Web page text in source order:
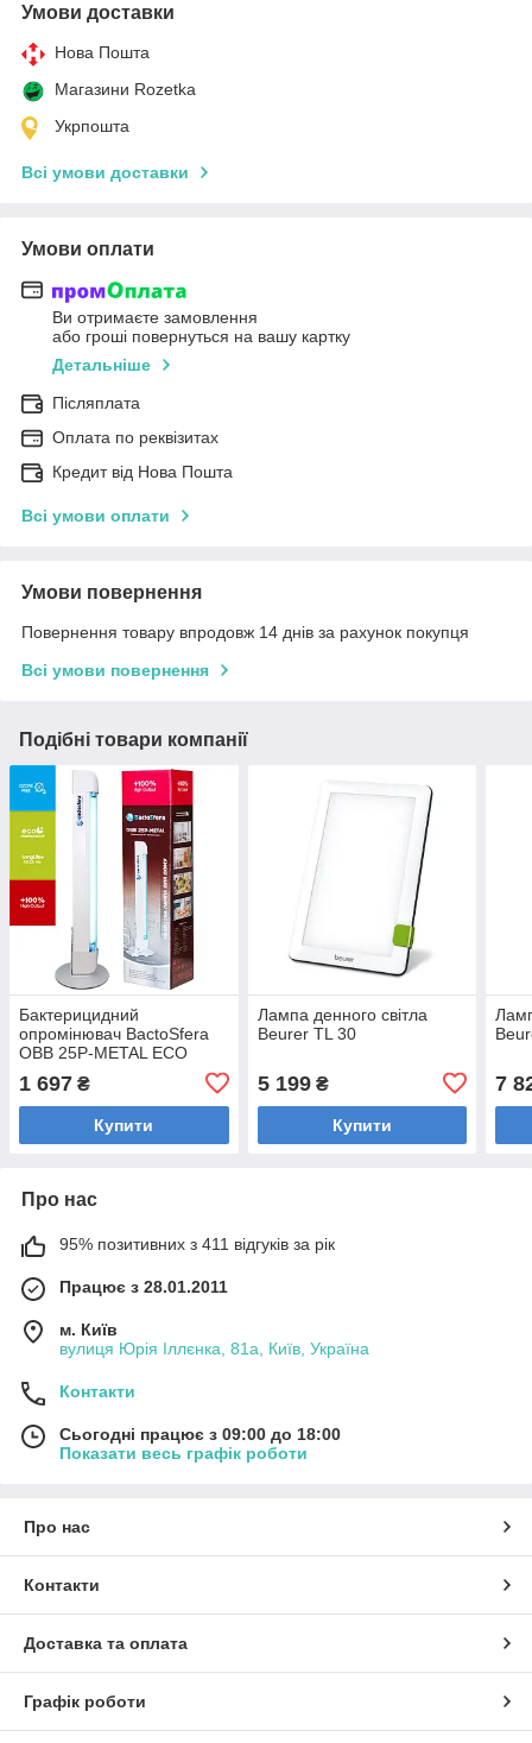
Умови доставки
Нова Пошта
Магазини Rozetka
Укрпошта
Всі умови доставки
Умови оплати
Ви отримаєте замовлення
або гроші повернуться на вашу картку
Детальніше
Післяплата
Оплата по реквізитах
Кредит від Нова Пошта
Всі умови оплати
Умови повернення
Повернення товару впродовж 14 днів за рахунок покупця
Всі умови повернення
Подібні товари компанії
Бактерицидний
опромінювач BactoSfera
OBB 25P-METAL ECO
1 697 ₴
Купити
Лампа денного світла
Beurer TL 30
5 199₴
Купити
7
Про нас
95% позитивних з 411 відгуків за рік
Працює з 28.01.2011
м. Київ
вулиця Юрія Іллєнка, 81а, Київ, Україна
Контакти
Сьогодні працює з 09:00 до 18:00
Показати весь графік роботи
Про нас
Контакти
Доставка та оплата
Графік роботи